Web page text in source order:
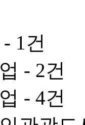
1건
- 2건
- 4건